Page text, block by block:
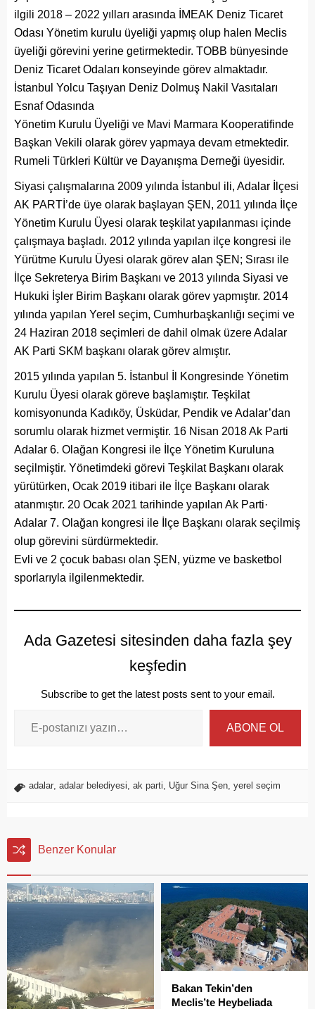
ilgili 2018 – 2022 yılları arasında İMEAK Deniz Ticaret
Odası Yönetim kurulu üyeliği yapmış olup halen Meclis
üyeliği görevini yerine getirmektedir. TOBB bünyesinde
Deniz Ticaret Odaları konseyinde görev almaktadır.
İstanbul Yolcu Taşıyan Deniz Dolmuş Nakil Vasıtaları
Esnaf Odasında
Yönetim Kurulu Üyeliği ve Mavi Marmara Kooperatifinde
Başkan Vekili olarak görev yapmaya devam etmektedir.
Rumeli Türkleri Kültür ve Dayanışma Derneği üyesidir.
Siyasi çalışmalarına 2009 yılında İstanbul ili, Adalar İlçesi
AK PARTİ’de üye olarak başlayan ŞEN, 2011 yılında İlçe
Yönetim Kurulu Üyesi olarak teşkilat yapılanması içinde
çalışmaya başladı. 2012 yılında yapılan ilçe kongresi ile
Yürütme Kurulu Üyesi olarak görev alan ŞEN; Sırası ile
İlçe Sekreterya Birim Başkanı ve 2013 yılında Siyasi ve
Hukuki İşler Birim Başkanı olarak görev yapmıştır. 2014
yılında yapılan Yerel seçim, Cumhurbaşkanlığı seçimi ve
24 Haziran 2018 seçimleri de dahil olmak üzere Adalar
AK Parti SKM başkanı olarak görev almıştır.
2015 yılında yapılan 5. İstanbul İl Kongresinde Yönetim
Kurulu Üyesi olarak göreve başlamıştır. Teşkilat
komisyonunda Kadıköy, Üsküdar, Pendik ve Adalar’dan
sorumlu olarak hizmet vermiştir. 16 Nisan 2018 Ak Parti
Adalar 6. Olağan Kongresi ile İlçe Yönetim Kuruluna
seçilmiştir. Yönetimdeki görevi Teşkilat Başkanı olarak
yürütürken, Ocak 2019 itibari ile İlçe Başkanı olarak
atanmıştır. 20 Ocak 2021 tarihinde yapılan Ak Parti·
Adalar 7. Olağan kongresi ile İlçe Başkanı olarak seçilmiş
olup görevini sürdürmektedir.
Evli ve 2 çocuk babası olan ŞEN, yüzme ve basketbol
sporlarıyla ilgilenmektedir.
Ada Gazetesi sitesinden daha fazla şey
keşfedin
Subscribe to get the latest posts sent to your email.
ABONE OL
adalar adalar belediyesi ak parti Uğur Sina Şen yerel seçim
Benzer Konular
Bakan Tekin’den
Meclis’te Heybeliada